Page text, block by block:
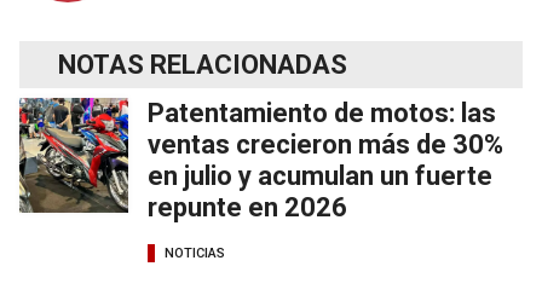
NOTAS RELACIONADAS
Patentamiento de motos: las
ventas crecieron más de 30%
en julio y acumulan un fuerte
repunte en 2026
NOTICIAS